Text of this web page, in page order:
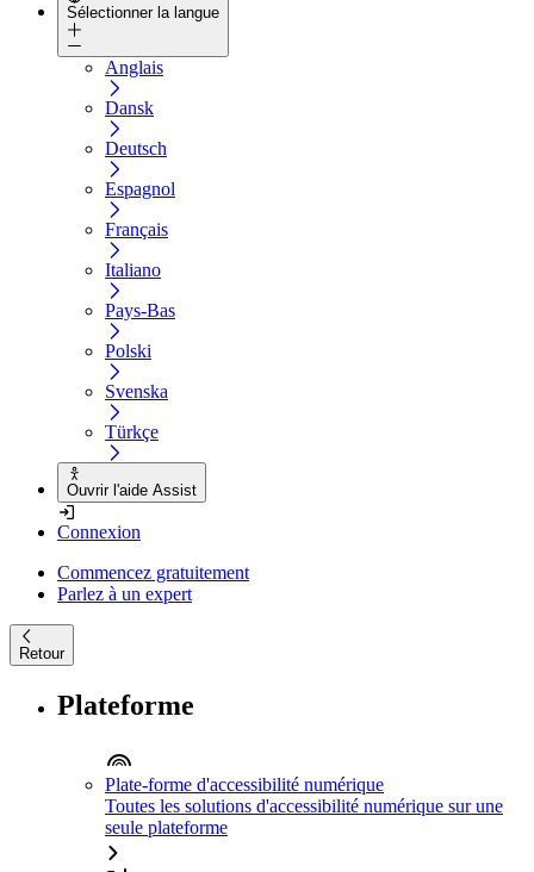
Sélectionner la langue
Anglais
Dansk
Deutsch
Espagnol
Français
Italiano
Pays-Bas
Polski
Svenska
Türkçe
Ouvrir l'aide Assist
Connexion
Commencez gratuitement
Parlez à un expert
Retour
Plateforme
Plate-forme d'accessibilité numérique
Toutes les solutions d'accessibilité numérique sur une
seule plateforme